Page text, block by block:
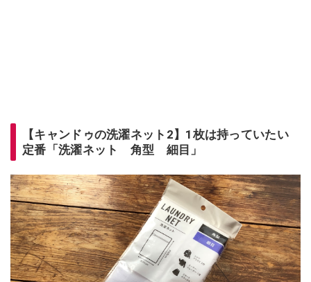
【キャンドゥの洗濯ネット2】1枚は持っていたい
定番「洗濯ネット 角型 細目」